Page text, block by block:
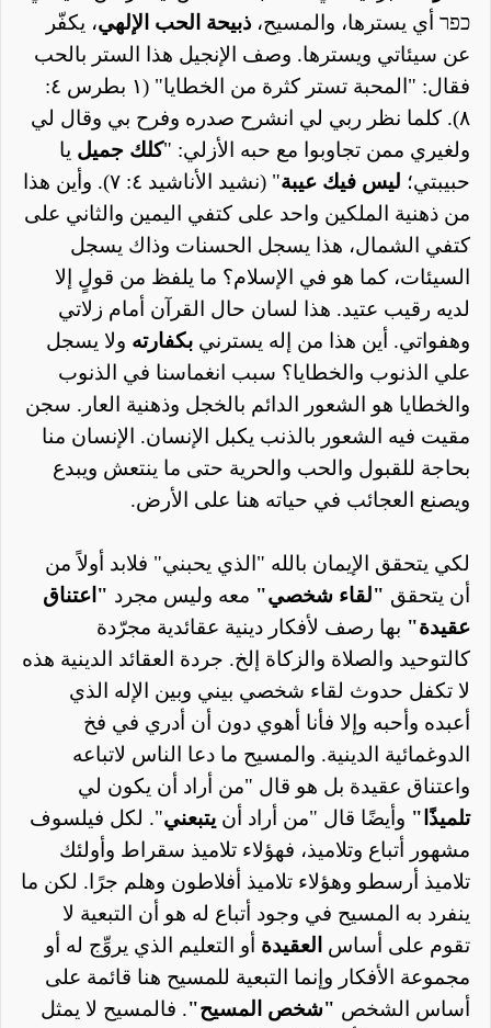
כפר أي يسترها، والمسيح، ذبيحة الحب الإلهي، يكفّر
عن سيئاتي ويسترها. وصف الإنجيل هذا الستر بالحب
فقال: "المحبة تستر كثرة من الخطايا" (١ بطرس ٤:
٨). كلما نظر ربي لي انشرح صدره وفرح بي وقال لي
ولغيري ممن تجاوبوا مع حبه الأزلي: "كلك جميل يا
حبيبتي؛ ليس فيك عيبة
" (نشيد الأناشيد ٤: ٧). وأين هذا
من ذهنية الملكين واحد على كتفي اليمين والثاني على
كتفي الشمال، هذا يسجل الحسنات وذاك يسجل
السيئات، كما هو في الإسلام؟ ما يلفظ من قولٍ إلا
لديه رقيب عتيد. هذا لسان حال القرآن أمام زلاتي
وهفواتي. أين هذا من إله يسترني بكفارته ولا يسجل
علي الذنوب والخطايا؟ سبب انغماسنا في الذنوب
والخطايا هو الشعور الدائم بالخجل وذهنية العار. سجن
مقيت فيه الشعور بالذنب يكبل الإنسان. الإنسان منا
بحاجة للقبول والحب والحرية حتى ما ينتعش ويبدع
ويصنع العجائب في حياته هنا على الأرض.
لكي يتحقق الإيمان بالله "الذي يحبني" فلابد أولاً من
أن يتحقق "لقاء شخصي" معه وليس مجرد "اعتناق
عقيدة" بها رصف لأفكار دينية عقائدية مجرّدة
كالتوحيد والصلاة والزكاة إلخ. جردة العقائد الدينية هذه
لا تكفل حدوث لقاء شخصي بيني وبين الإله الذي
أعبده وأحبه وإلا فأنا أهوي دون أن أدري في فخ
الدوغمائية الدينية. والمسيح ما دعا الناس لاتباعه
واعتناق عقيدة بل هو قال "من أراد أن يكون لي
تلميذًا" وأيضًا قال "من أراد أن يتبعني". لكل فيلسوف
مشهور أتباع وتلاميذ، فهؤلاء تلاميذ سقراط وأولئك
تلاميذ أرسطو وهؤلاء تلاميذ أفلاطون وهلم جرًا. لكن ما
ينفرد به المسيح في وجود أتباع له هو أن التبعية لا
تقوم على أساس العقيدة أو التعليم الذي يروِّج له أو
مجموعة الأفكار وإنما التبعية للمسيح هنا قائمة على
أساس الشخص "شخص المسيح". فالمسيح لا يمثل